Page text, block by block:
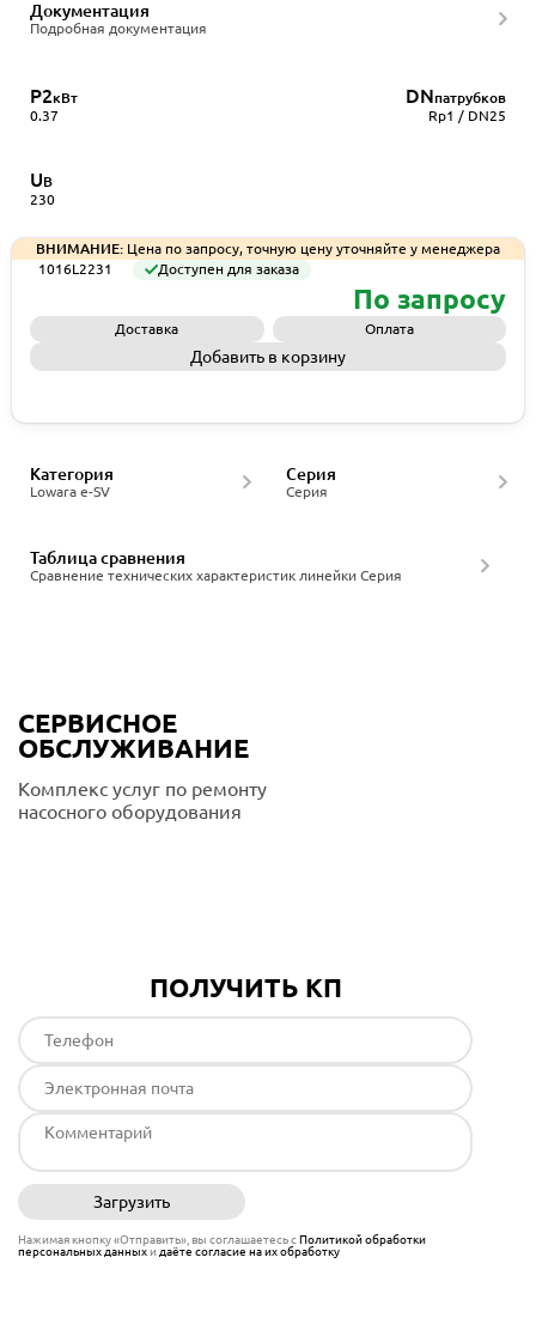
Документация
Подробная документация
P2кВт
0.37
DNпатрубков
Rp1 / DN25
UВ
230
ВНИМАНИЕ: Цена по запросу, точную цену уточняйте у менеджера
1016L2231
Доступен для заказа
По запросу
Доставка Оплата
Добавить в корзину
Lowara e-SV
Категория
Серия
Серия
Сравнение технических характеристик линейки Серия
Таблица сравнения
СЕРВИСНОЕ
ОБСЛУЖИВАНИЕ
Комплекс услуг по ремонту
насосного оборудования
ПОЛУЧИТЬ КП
Загрузить
Нажимая кнопку «Отправить», вы соглашаетесь сПолитикой обработки
персональных данныхи даёте согласие на их обработку